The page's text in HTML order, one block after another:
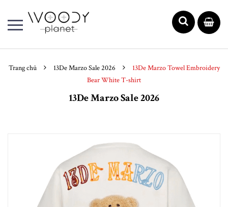
Trang chủ 13De Marzo Sale 2026
13De Marzo Towel Embroidery
Bear White T-shirt
13De Marzo Sale 2026